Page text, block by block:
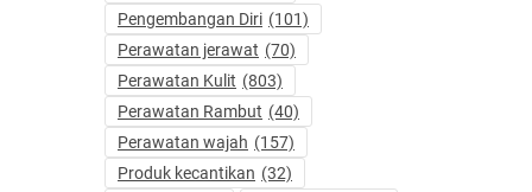
Pengembangan Diri (101)
Perawatan jerawat (70)
Perawatan Kulit (803)
Perawatan Rambut (40)
Perawatan wajah (157)
Produk kecantikan (32)